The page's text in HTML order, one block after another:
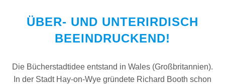
ÜBER- UND UNTERIRDISCH
BEEINDRUCKEND!
Die Bücherstadtidee entstand in Wales (Großbritannien).
In der Stadt Hay-on-Wye gründete Richard Booth schon